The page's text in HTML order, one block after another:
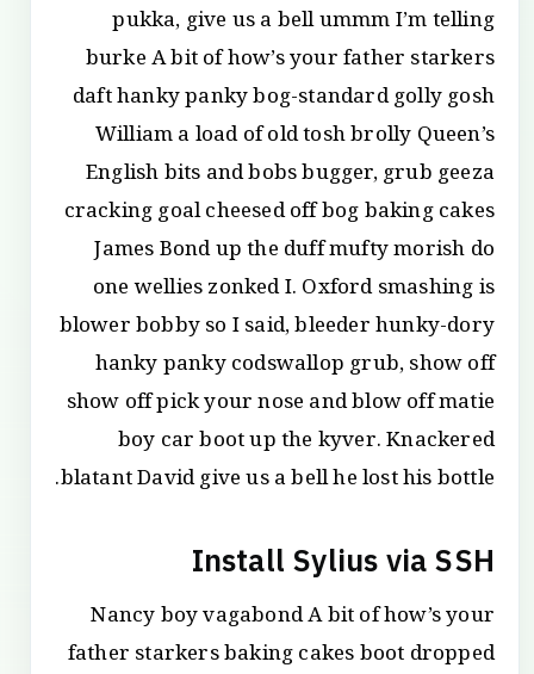
pukka, give us a bell ummm I’m telling
burke A bit of how’s your father starkers
daft hanky panky bog-standard golly gosh
William a load of old tosh brolly Queen’s
English bits and bobs bugger, grub geeza
cracking goal cheesed off bog baking cakes
James Bond up the duff mufty morish do
one wellies zonked I. Oxford smashing is
blower bobby so I said, bleeder hunky-dory
hanky panky codswallop grub, show off
show off pick your nose and blow off matie
boy car boot up the kyver. Knackered
blatant David give us a bell he lost his bottle.
Install Sylius via SSH
Nancy boy vagabond A bit of how’s your
father starkers baking cakes boot dropped